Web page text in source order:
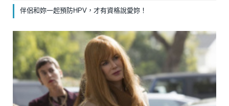
伴侶和妳一起預防HPV，才有資格說愛妳！